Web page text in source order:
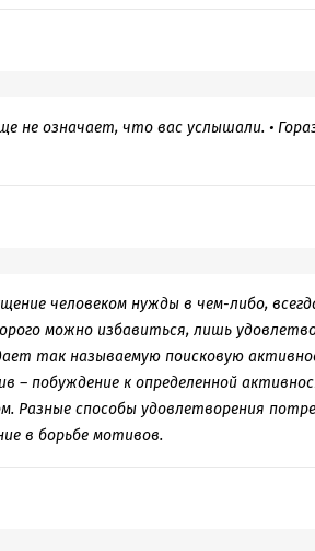
не означает, что вас услышали. •
человеком нужды в чем-либо,
можно избавиться, лишь
так называемую поисковую
– побуждение к определенной
Разные способы удовлетворения
в борьбе мотивов.